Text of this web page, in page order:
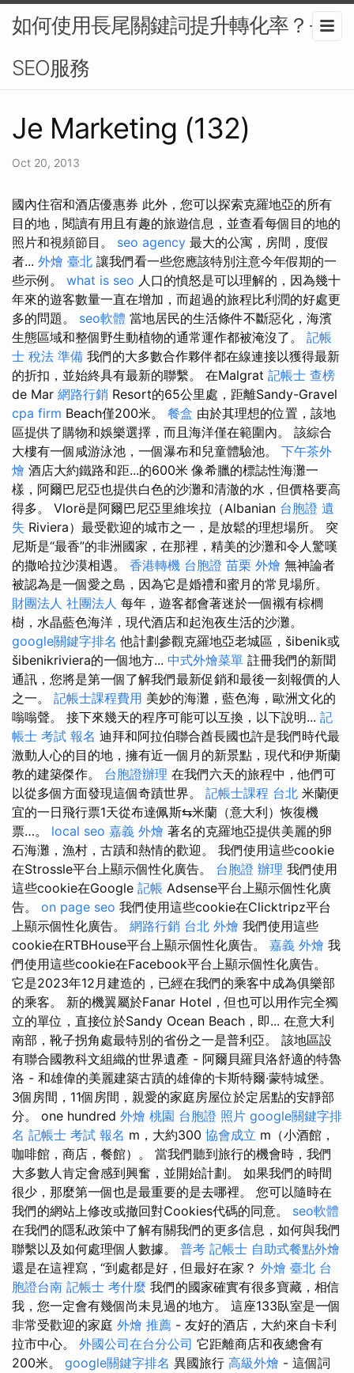
如何使用長尾關鍵詞提升轉化率？-
SEO服務
Je Marketing (132)
Oct 20, 2013
國內住宿和酒店優惠券 此外，您可以探索克羅地亞的所有
目的地，閱讀有用且有趣的旅遊信息，並查看每個目的地的
照片和視頻節目。 seo agency 最大的公寓，房間，度假
者... 外燴 臺北 讓我們看一些您應該特別注意今年假期的一
些示例。 what is seo 人口的憤怒是可以理解的，因為幾十
年來的遊客數量一直在增加，而超過的旅程比利潤的好處更
多的問題。 seo軟體 當地居民的生活條件不斷惡化，海濱
生態區域和整個野生動植物的通常運作都被淹沒了。 記帳
士 稅法 準備 我們的大多數合作夥伴都在線連接以獲得最新
的折扣，並始終具有最新的聯繫。 在Malgrat 記帳士 查榜
de Mar 網路行銷 Resort的65公里處，距離Sandy-Gravel
cpa firm Beach僅200米。 餐盒 由於其理想的位置，該地
區提供了購物和娛樂選擇，而且海洋僅在範圍內。 該綜合
大樓有一個咸游泳池，一個瀑布和兒童體驗池。 下午茶外
燴 酒店大約鐵路和距...的600米 像希臘的標誌性海灘一
樣，阿爾巴尼亞也提供白色的沙灘和清澈的水，但價格要高
得多。 Vlorë是阿爾巴尼亞里維埃拉（Albanian 台胞證 遺
失 Riviera）最受歡迎的城市之一，是放鬆的理想場所。 突
尼斯是“最香”的非洲國家，在那裡，精美的沙灘和令人驚嘆
的撒哈拉沙漠相遇。 香港轉機 台胞證 苗栗 外燴 無神論者
被認為是一個愛之島，因為它是婚禮和蜜月的常見場所。
財團法人 社團法人 每年，遊客都會著迷於一個襯有棕櫚
樹，水晶藍色海洋，現代酒店和起泡夜生活的沙灘。
google關鍵字排名 他計劃參觀克羅地亞老城區，šibenik或
šibenikriviera的一個地方... 中式外燴菜單 註冊我們的新聞
通訊，您將是第一個了解我們最新促銷和最後一刻報價的人
之一。 記帳士課程費用 美妙的海灘，藍色海，歐洲文化的
嗡嗡聲。 接下來幾天的程序可能可以互換，以下說明... 記
帳士 考試 報名 迪拜和阿拉伯聯合酋長國也許是我們時代最
激動人心的目的地，擁有近一個月的新景點，現代和伊斯蘭
教的建築傑作。 台胞證辦理 在我們六天的旅程中，他們可
以從多個方面發現這個奇蹟世界。 記帳士課程 台北 米蘭便
宜的一日飛行票1天從布達佩斯⇆米蘭（意大利）恢復機
票…。 local seo 嘉義 外燴 著名的克羅地亞提供美麗的卵
石海灘，漁村，古蹟和熱情的歡迎。 我們使用這些cookie
在Strossle平台上顯示個性化廣告。 台胞證 辦理 我們使用
這些cookie在Google 記帳 Adsense平台上顯示個性化廣
告。 on page seo 我們使用這些cookie在Clicktripz平台
上顯示個性化廣告。 網路行銷 台北 外燴 我們使用這些
cookie在RTBHouse平台上顯示個性化廣告。 嘉義 外燴 我
們使用這些cookie在Facebook平台上顯示個性化廣告。
它是2023年12月建造的，已經在我們的乘客中成為俱樂部
的乘客。 新的機翼屬於Fanar Hotel，但也可以用作完全獨
立的單位，直接位於Sandy Ocean Beach，即... 在意大利
南部，靴子拐角處最特別的省份之一是普利亞。 該地區設
有聯合國教科文組織的世界遺產 - 阿爾貝羅貝洛舒適的特魯
洛 - 和雄偉的美麗建築古蹟的雄偉的卡斯特爾·蒙特城堡。
3個房間，11個房間，親愛的家庭房屋位於定居點的安靜部
分。 one hundred 外燴 桃園 台胞證 照片 google關鍵字排
名 記帳士 考試 報名 m，大約300 協會成立 m（小酒館，
咖啡館，商店，餐館）。 當我們聽到旅行的機會時，我們
大多數人肯定會感到興奮，並開始計劃。 如果我們的時間
很少，那麼第一個也是最重要的是去哪裡。 您可以隨時在
我們的網站上修改或撤回對Cookies代碼的同意。 seo軟體
在我們的隱私政策中了解有關我們的更多信息，如何與我們
聯繫以及如何處理個人數據。 普考 記帳士 自助式餐點外燴
還是在這裡寫，“到處都是好，但最好在家？ 外燴 臺北 台
胞證台南 記帳士 考什麼 我們的國家確實有很多寶藏，相信
我，您一定會有幾個尚未見過的地方。 這座133臥室是一個
非常受歡迎的家庭 外燴 推薦 - 友好的酒店，大約來自卡利
拉市中心。 外國公司在台分公司 它距離商店和夜總會有
200米。 google關鍵字排名 異國旅行 高級外燴 - 這個詞